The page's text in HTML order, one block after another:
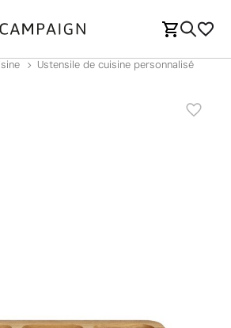
Ustensile de cuisine personnalisé